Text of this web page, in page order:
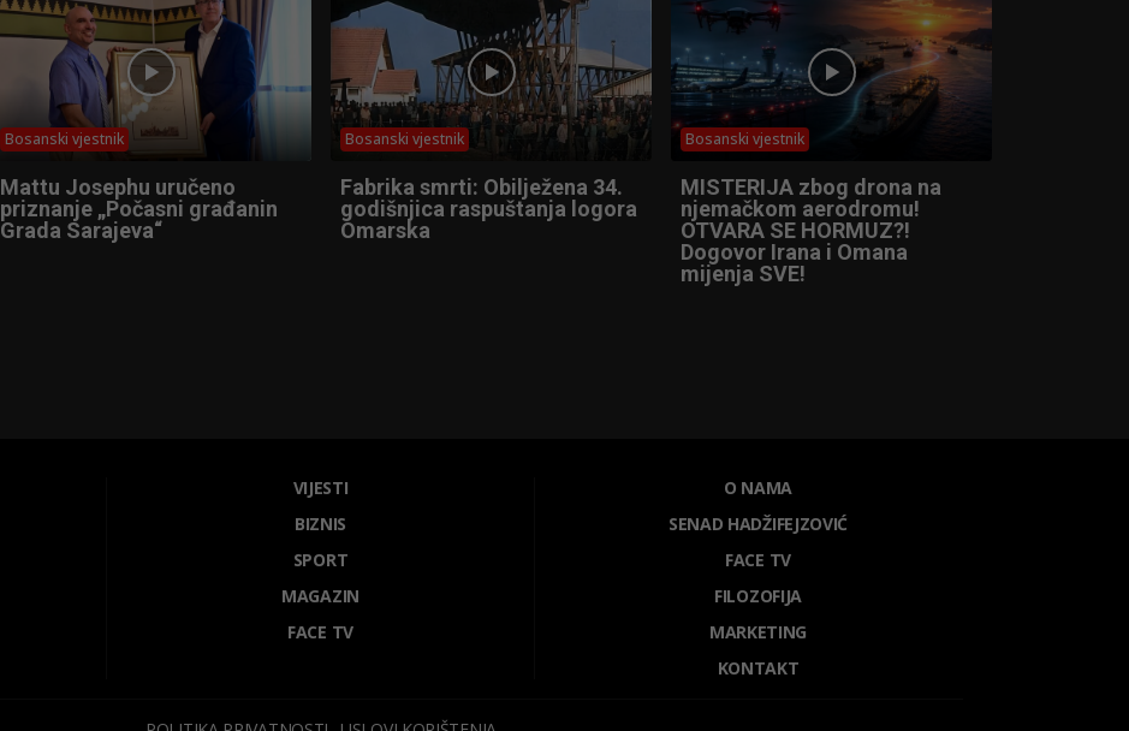
Bosanski vjestnik
Mattu Josephu uručeno
priznanje „Počasni građanin
Grada Sarajeva“
Bosanski vjestnik
Fabrika smrti: Obilježena 34.
godišnjica raspuštanja logora
Omarska
Bosanski vjestnik
MISTERIJA zbog drona na
njemačkom aerodromu!
OTVARA SE HORMUZ?!
Dogovor Irana i Omana
mijenja SVE!
VIJESTI
BIZNIS
SPORT
MAGAZIN
FACE TV
O NAMA
SENAD HADŽIFEJZOVIĆ
FACE TV
FILOZOFIJA
MARKETING
KONTAKT